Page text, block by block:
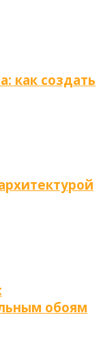
как создать
обоям